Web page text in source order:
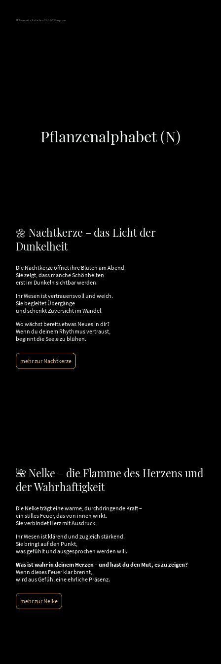
Hokamook - Zwischen Licht & Frequenz
Pflanzenalphabet (N)
🌼 Nachtkerze – das Licht der
Dunkelheit
Die Nachtkerze öffnet ihre Blüten am Abend.
Sie zeigt, dass manche Schönheiten
erst im Dunkeln sichtbar werden.
Ihr Wesen ist vertrauensvoll und weich.
Sie begleitet Übergänge
und schenkt Zuversicht im Wandel.
Wo wächst bereits etwas Neues in dir?
Wenn du deinem Rhythmus vertraust,
beginnt die Seele zu blühen.
mehr zur Nachtkerze
🌺 Nelke – die Flamme des Herzens und
der Wahrhaftigkeit
Die Nelke trägt eine warme, durchdringende Kraft –
ein stilles Feuer, das von innen wirkt.
Sie verbindet Herz mit Ausdruck.
Ihr Wesen ist klärend und zugleich stärkend.
Sie bringt auf den Punkt,
was gefühlt und ausgesprochen werden will.
Was ist wahr in deinem Herzen – und hast du den Mut, es zu zeigen?
Wenn dieses Feuer klar brennt,
wird aus Gefühl eine ehrliche Präsenz.
mehr zur Nelke